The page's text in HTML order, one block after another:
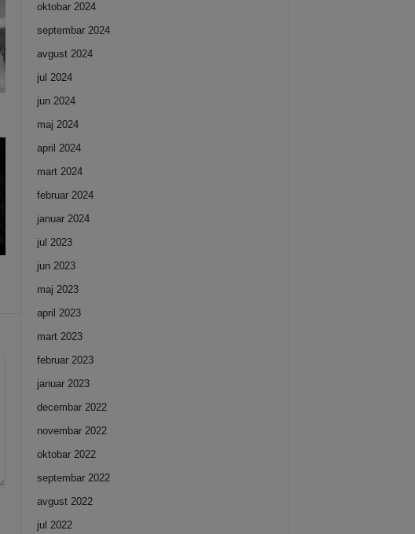
oktobar 2024
septembar 2024
avgust 2024
jul 2024
jun 2024
maj 2024
april 2024
mart 2024
februar 2024
januar 2024
jul 2023
jun 2023
maj 2023
april 2023
mart 2023
februar 2023
januar 2023
decembar 2022
novembar 2022
oktobar 2022
septembar 2022
avgust 2022
jul 2022